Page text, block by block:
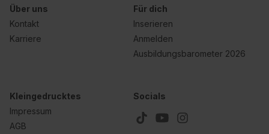
Über uns
Kontakt
Karriere
Für dich
Inserieren
Anmelden
Ausbildungsbarometer 2026
Kleingedrucktes
Impressum
AGB
Socials